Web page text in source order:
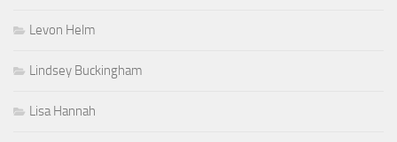
Levon Helm
Lindsey Buckingham
Lisa Hannah